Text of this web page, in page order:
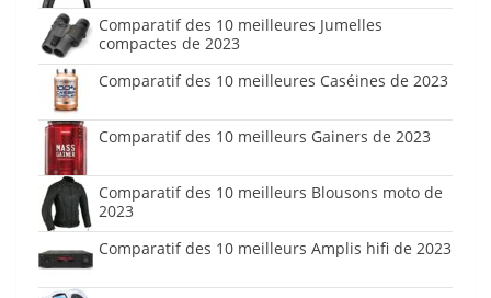
Comparatif des 10 meilleures Jumelles
compactes de 2023
Comparatif des 10 meilleures Caséines de 2023
Comparatif des 10 meilleurs Gainers de 2023
Comparatif des 10 meilleurs Blousons moto de
2023
Comparatif des 10 meilleurs Amplis hifi de 2023